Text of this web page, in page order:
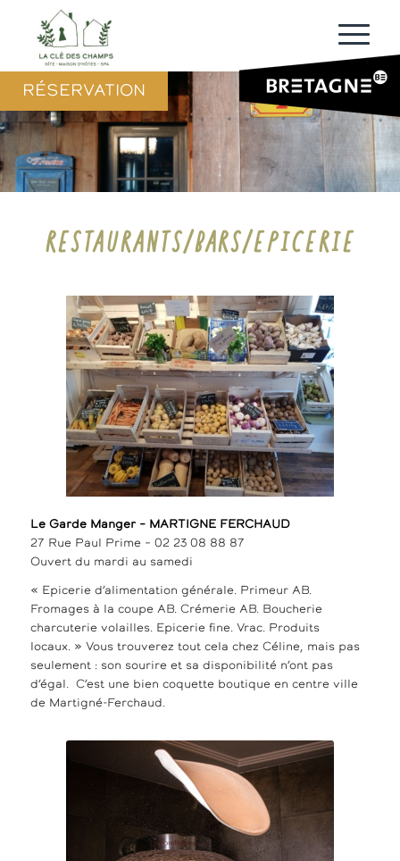
RÉSERVATION
RESTAURANTS/BARS/EPICERIE
Le Garde Manger – MARTIGNE FERCHAUD
27 Rue Paul Prime – 02 23 08 88 87
Ouvert du mardi au samedi
« Epicerie d’alimentation générale. Primeur AB.
Fromages à la coupe AB. Crémerie AB. Boucherie
charcuterie volailles. Epicerie fine. Vrac. Produits
locaux. » Vous trouverez tout cela chez Céline, mais pas
seulement : son sourire et sa disponibilité n’ont pas
d’égal. C’est une bien coquette boutique en centre ville
de Martigné-Ferchaud.